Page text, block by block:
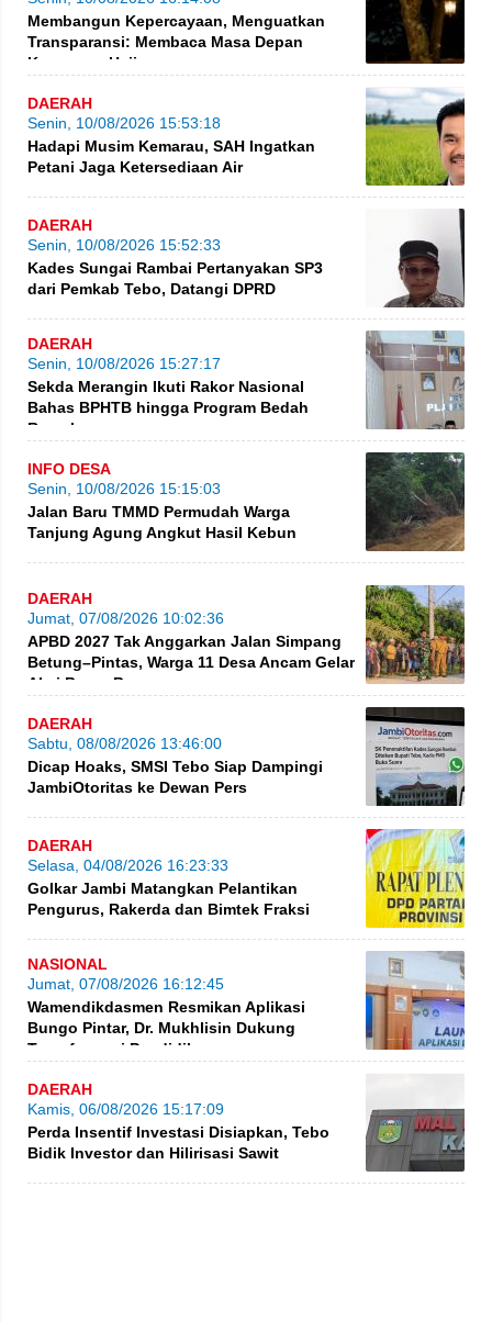
Membangun Kepercayaan, Menguatkan
Transparansi: Membaca Masa Depan
Keuangan Haji
DAERAH
Senin, 10/08/2026 15:53:18
Hadapi Musim Kemarau, SAH Ingatkan
Petani Jaga Ketersediaan Air
DAERAH
Senin, 10/08/2026 15:52:33
Kades Sungai Rambai Pertanyakan SP3
dari Pemkab Tebo, Datangi DPRD
DAERAH
Senin, 10/08/2026 15:27:17
Sekda Merangin Ikuti Rakor Nasional
Bahas BPHTB hingga Program Bedah
Rumah
INFO DESA
Senin, 10/08/2026 15:15:03
Jalan Baru TMMD Permudah Warga
Tanjung Agung Angkut Hasil Kebun
DAERAH
Jumat, 07/08/2026 10:02:36
APBD 2027 Tak Anggarkan Jalan Simpang
Betung–Pintas, Warga 11 Desa Ancam Gelar
Aksi Besar-Besaran
DAERAH
Sabtu, 08/08/2026 13:46:00
Dicap Hoaks, SMSI Tebo Siap Dampingi
JambiOtoritas ke Dewan Pers
DAERAH
Selasa, 04/08/2026 16:23:33
Golkar Jambi Matangkan Pelantikan
Pengurus, Rakerda dan Bimtek Fraksi
NASIONAL
Jumat, 07/08/2026 16:12:45
Wamendikdasmen Resmikan Aplikasi
Bungo Pintar, Dr. Mukhlisin Dukung
Transformasi Pendidikan
DAERAH
Kamis, 06/08/2026 15:17:09
Perda Insentif Investasi Disiapkan, Tebo
Bidik Investor dan Hilirisasi Sawit